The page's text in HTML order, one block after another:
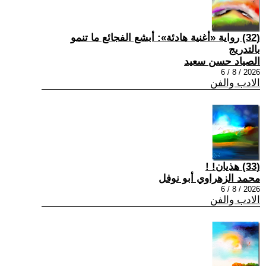
(32) رواية «أغنية هادئة»: أبشع الفجائع ما تنمو
بالتدريج
الصياد حسن سعيد
2026 / 8 / 6
الادب والفن
(33) هذيان! !
محمد الزهراوي أبو نوفل
2026 / 8 / 6
الادب والفن